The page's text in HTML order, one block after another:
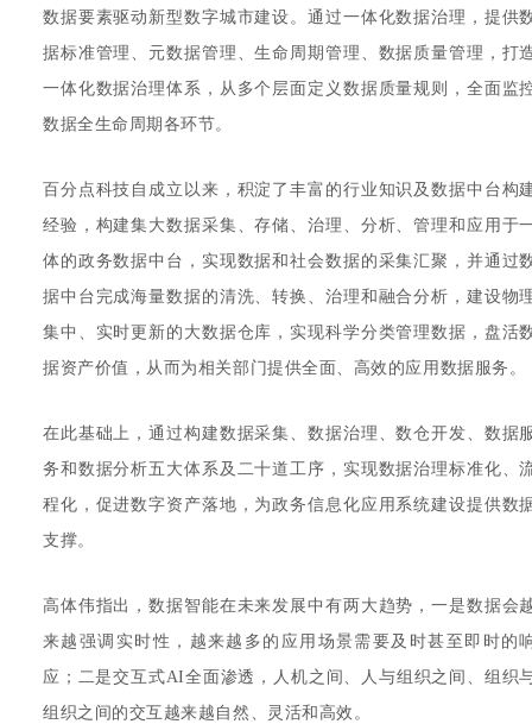
数据要素驱动新型数字城市建设。通过一体化数据治理，提供
据标准管理、元数据管理、生命周期管理、数据质量管理，打
一体化数据治理体系，从多个层面定义数据质量规则，全面监
数据全生命周期各环节。
百分点科技自成立以来，积淀了丰富的行业知识及数据中台构
经验，构建集大数据采集、存储、治理、分析、管理和应用于
体的政务数据中台，实现数据和社会数据的采集汇聚，并通过
据中台完成海量数据的清洗、转换、治理和融合分析，建设物
集中、实时更新的大数据仓库，实现科学分类管理数据，盘活
据资产价值，从而为相关部门提供全面、高效的应用数据服务。
在此基础上，通过构建数据采集、数据治理、数仓开发、数据
务和数据分析五大体系及二十道工序，实现数据治理标准化、
程化，促进数字资产落地，为政务信息化应用系统建设提供数
支撑。
高体伟指出，数据智能在未来发展中有两大趋势，一是数据会
来越强调实时性，越来越多的应用场景需要及时甚至即时的
应；二是交互式AI全面渗透，人机之间、人与组织之间、组织
组织之间的交互越来越自然、灵活和高效。